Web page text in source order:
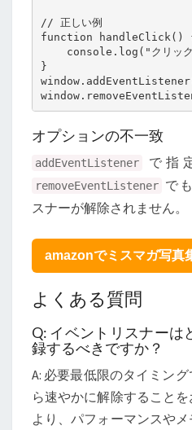
// 正しい例
function handleClick()
console.log("クリック
}
オプションの不一致
addEventListener で指
removeEventListener で
スナーが解除されません。
amazonでミスマガ写真
よくある質問
Q: イベントリスナーは
録するべきですか？
A: 必要最低限のタイミン
ら速やかに解除すること
より、パフォーマンスや